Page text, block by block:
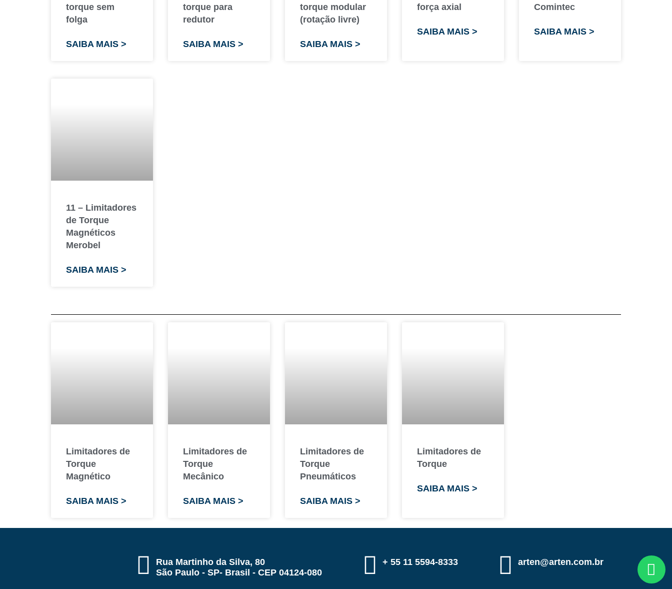
torque sem
folga
SAIBA MAIS >
torque para
redutor
SAIBA MAIS >
torque modular
(rotação livre)
SAIBA MAIS >
força axial
SAIBA MAIS >
Comintec
SAIBA MAIS >
11 – Limitadores
de Torque
Magnéticos
Merobel
SAIBA MAIS >
Limitadores de
Torque
Magnético
SAIBA MAIS >
Limitadores de
Torque
Mecânico
SAIBA MAIS >
Limitadores de
Torque
Pneumáticos
SAIBA MAIS >
Limitadores de
Torque
SAIBA MAIS >
Rua Martinho da Silva, 80
São Paulo - SP- Brasil - CEP 04124-080
+ 55 11 5594-8333 arten@arten.com.br